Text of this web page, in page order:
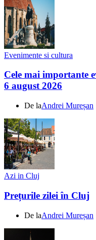
Evenimente si cultura
Cele mai importante
6 august 2026
De laAndrei Mureșan
Azi in Cluj
Prețurile zilei în Cluj
De laAndrei Mureșan